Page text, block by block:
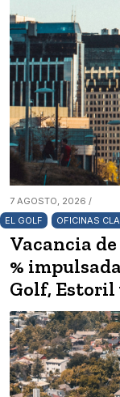
7 AGOSTO, 2026 /
EL GOLF
OFICINAS
Vacancia de
%
Golf, Estoril